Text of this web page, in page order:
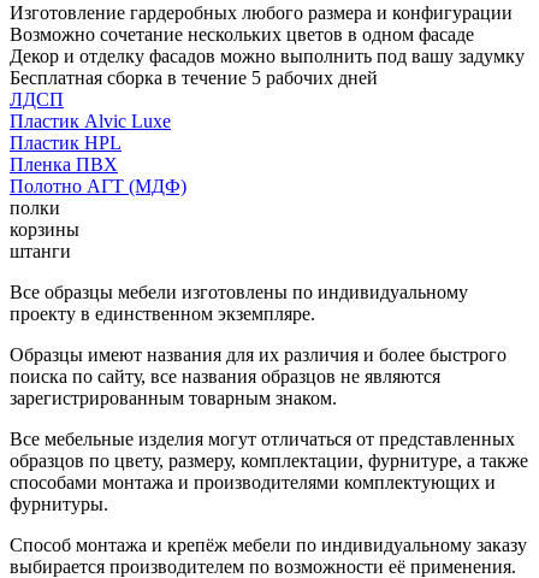
Изготовление гардеробных любого размера и конфигурации
Возможно сочетание нескольких цветов в одном фасаде
Декор и отделку фасадов можно выполнить под вашу задумку
Бесплатная сборка в течение 5 рабочих дней
ЛДСП
Пластик Alvic Luxe
Пластик HPL
Пленка ПВХ
Полотно АГТ (МДФ)
полки
корзины
штанги
Все образцы мебели изготовлены по индивидуальному
проекту в единственном экземпляре.
Образцы имеют названия для их различия и более быстрого
поиска по сайту, все названия образцов не являются
зарегистрированным товарным знаком.
Все мебельные изделия могут отличаться от представленных
образцов по цвету, размеру, комплектации, фурнитуре, а также
способами монтажа и производителями комплектующих и
фурнитуры.
Способ монтажа и крепёж мебели по индивидуальному заказу
выбирается производителем по возможности её применения.